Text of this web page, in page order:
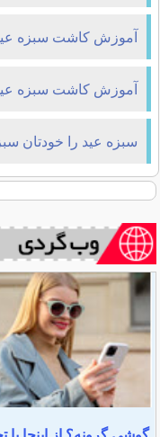
آموزش کاشت سبزه
آموزش کاشت سبزه
سبزه عید را خودتان